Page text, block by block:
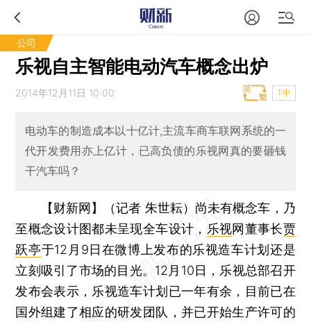
公司
乐视自主智能电动汽车概念出炉
2014年12月11日 10:00 T中
电动车的制造成本以十亿计,主流车商车联网系统的一
代开发费用亦上亿计，已高负债的乐视网真的要砸钱
干汽车吗？
【财新网】（记者 朱世耘） 尚未有概念车，乃
至概念设计图都未呈现全车设计， 乐视网董事长贾
跃亭于12月9日在微博上发布的乐视造车计划还是
立刻吸引了市场的目光。12月10日，乐视总部召开
发布会表示，乐视造车计划已一年有余，目前已在
国外组建了相应的研发团队，并已开始生产许可的